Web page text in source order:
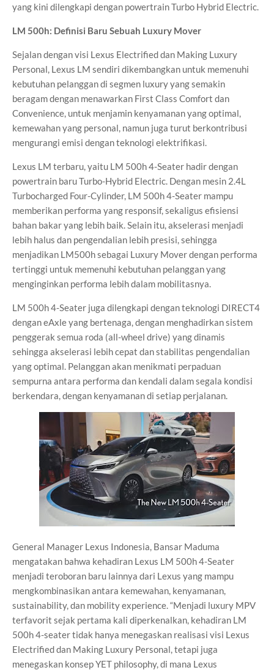
yang kini dilengkapi dengan powertrain Turbo Hybrid Electric.
LM 500h: Definisi Baru Sebuah Luxury Mover
Sejalan dengan visi Lexus Electrified dan Making Luxury
Personal, Lexus LM sendiri dikembangkan untuk memenuhi
kebutuhan pelanggan di segmen luxury yang semakin
beragam dengan menawarkan First Class Comfort dan
Convenience, untuk menjamin kenyamanan yang optimal,
kemewahan yang personal, namun juga turut berkontribusi
mengurangi emisi dengan teknologi elektrifikasi.
Lexus LM terbaru, yaitu LM 500h 4-Seater hadir dengan
powertrain baru Turbo-Hybrid Electric. Dengan mesin 2.4L
Turbocharged Four-Cylinder, LM 500h 4-Seater mampu
memberikan performa yang responsif, sekaligus efisiensi
bahan bakar yang lebih baik. Selain itu, akselerasi menjadi
lebih halus dan pengendalian lebih presisi, sehingga
menjadikan LM500h sebagai Luxury Mover dengan performa
tertinggi untuk memenuhi kebutuhan pelanggan yang
menginginkan performa lebih dalam mobilitasnya.
LM 500h 4-Seater juga dilengkapi dengan teknologi DIRECT4
dengan eAxle yang bertenaga, dengan menghadirkan sistem
penggerak semua roda (all-wheel drive) yang dinamis
sehingga akselerasi lebih cepat dan stabilitas pengendalian
yang optimal. Pelanggan akan menikmati perpaduan
sempurna antara performa dan kendali dalam segala kondisi
berkendara, dengan kenyamanan di setiap perjalanan.
General Manager Lexus Indonesia, Bansar Maduma
mengatakan bahwa kehadiran Lexus LM 500h 4-Seater
menjadi teroboran baru lainnya dari Lexus yang mampu
mengkombinasikan antara kemewahan, kenyamanan,
sustainability, dan mobility experience. “Menjadi luxury MPV
terfavorit sejak pertama kali diperkenalkan, kehadiran LM
500h 4-seater tidak hanya menegaskan realisasi visi Lexus
Electrified dan Making Luxury Personal, tetapi juga
menegaskan konsep YET philosophy, di mana Lexus